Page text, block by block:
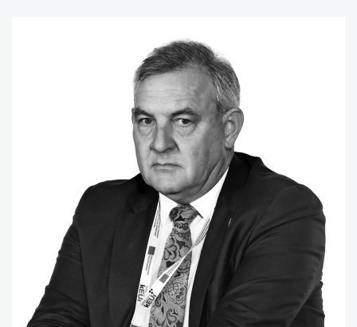
uwaga, link otwiera się w nowej karcie
uwaga, link otwiera się w nowej karcie
uwaga, link otwiera się w nowej karcie
uwaga, link otwiera się w nowej karcie
uwaga, link otwiera się w nowej karcie
uwaga, link otwiera się w nowej karcie
uwaga, link otwiera się w nowej karcie
uwaga, link otwiera się w nowej karcie